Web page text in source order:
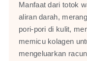
Manfaat dari totok
aliran darah,
pori-pori di kulit,
memicu kolagen
mengeluarkan